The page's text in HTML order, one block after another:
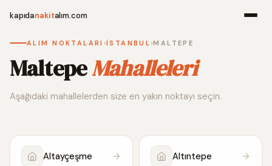
kapıdanakitalım.com
Alım
ALIM NOKTALARI ›İSTANBUL ›MALTEPE
MaltepeMahalleleri
Aşağıdaki mahallelerden size en yakın noktayı seçin.
Altayçeşme Altıntepe